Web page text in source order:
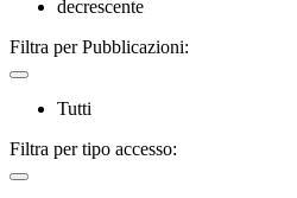
decrescente
Filtra per Pubblicazioni:
Tutti
Filtra per tipo accesso: